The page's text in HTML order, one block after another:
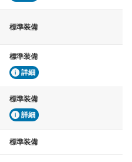
標準装備
標準装備
詳細
標準装備
詳細
標準装備